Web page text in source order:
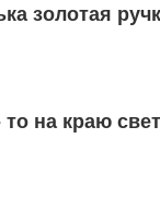
золотая
то на краю